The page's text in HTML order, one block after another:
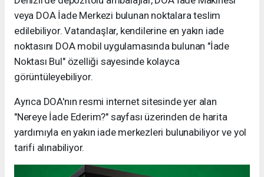
veya DOA İade Merkezi bulunan noktalara teslim
edilebiliyor. Vatandaşlar, kendilerine en yakın iade
noktasını DOA mobil uygulamasında bulunan "İade
Noktası Bul" özelliği sayesinde kolayca
görüntüleyebiliyor.
Ayrıca DOA'nın resmi internet sitesinde yer alan
"Nereye İade Ederim?" sayfası üzerinden de harita
yardımıyla en yakın iade merkezleri bulunabiliyor ve yol
tarifi alınabiliyor.